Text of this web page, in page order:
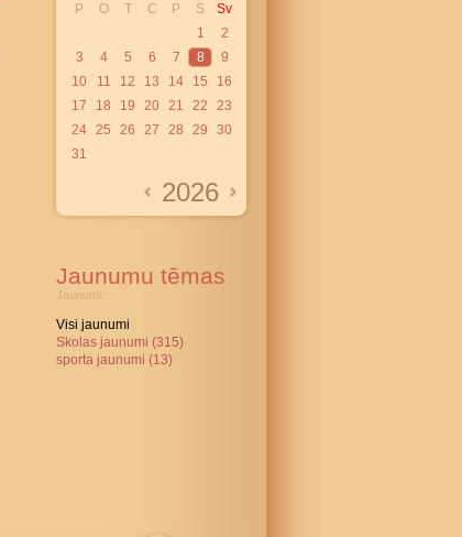
P O T C P S
Sv
1
2
3
4 5 6 7 8
9
10
11 12 13 14 15
16
17
18 19 20 21 22
23
24 25 26 27 28 29
30
31
2026
Jaunumu tēmas
Jaunumi:
Visi jaunumi
Skolas jaunumi (315)
sporta jaunumi (13)